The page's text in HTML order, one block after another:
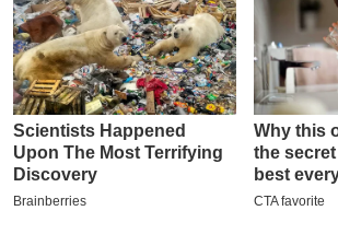
पे
प
र
मि
सा
ल